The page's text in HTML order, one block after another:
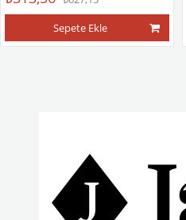
Sepete Ekle